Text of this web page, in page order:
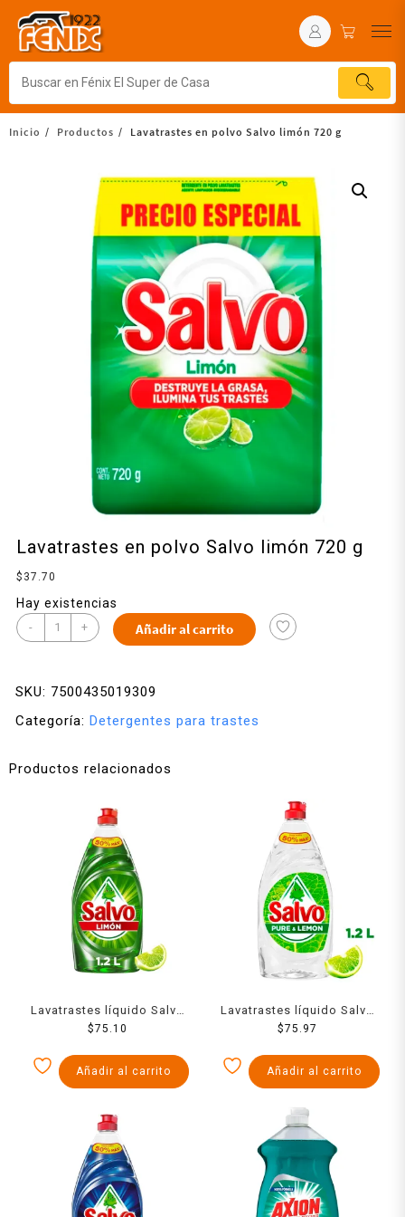
Inicio Productos Lavatrastes en polvo Salvo limón 720 g
Lavatrastes en polvo Salvo limón 720 g
$ 37.70
Hay existencias
- + Añadir al carrito
SKU: 7500435019309
Categoría: Detergentes para trastes
Productos relacionados
Lavatrastes líquido Salvo
Limón 1.2 l
$75.10
Añadir al carrito
Lavatrastes líquido Salvo
Detergente Pure & Lemon
$75.97
Añadir al carrito